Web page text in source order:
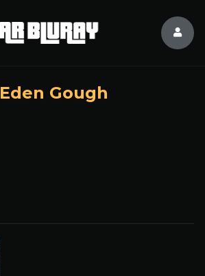
Eden Gough